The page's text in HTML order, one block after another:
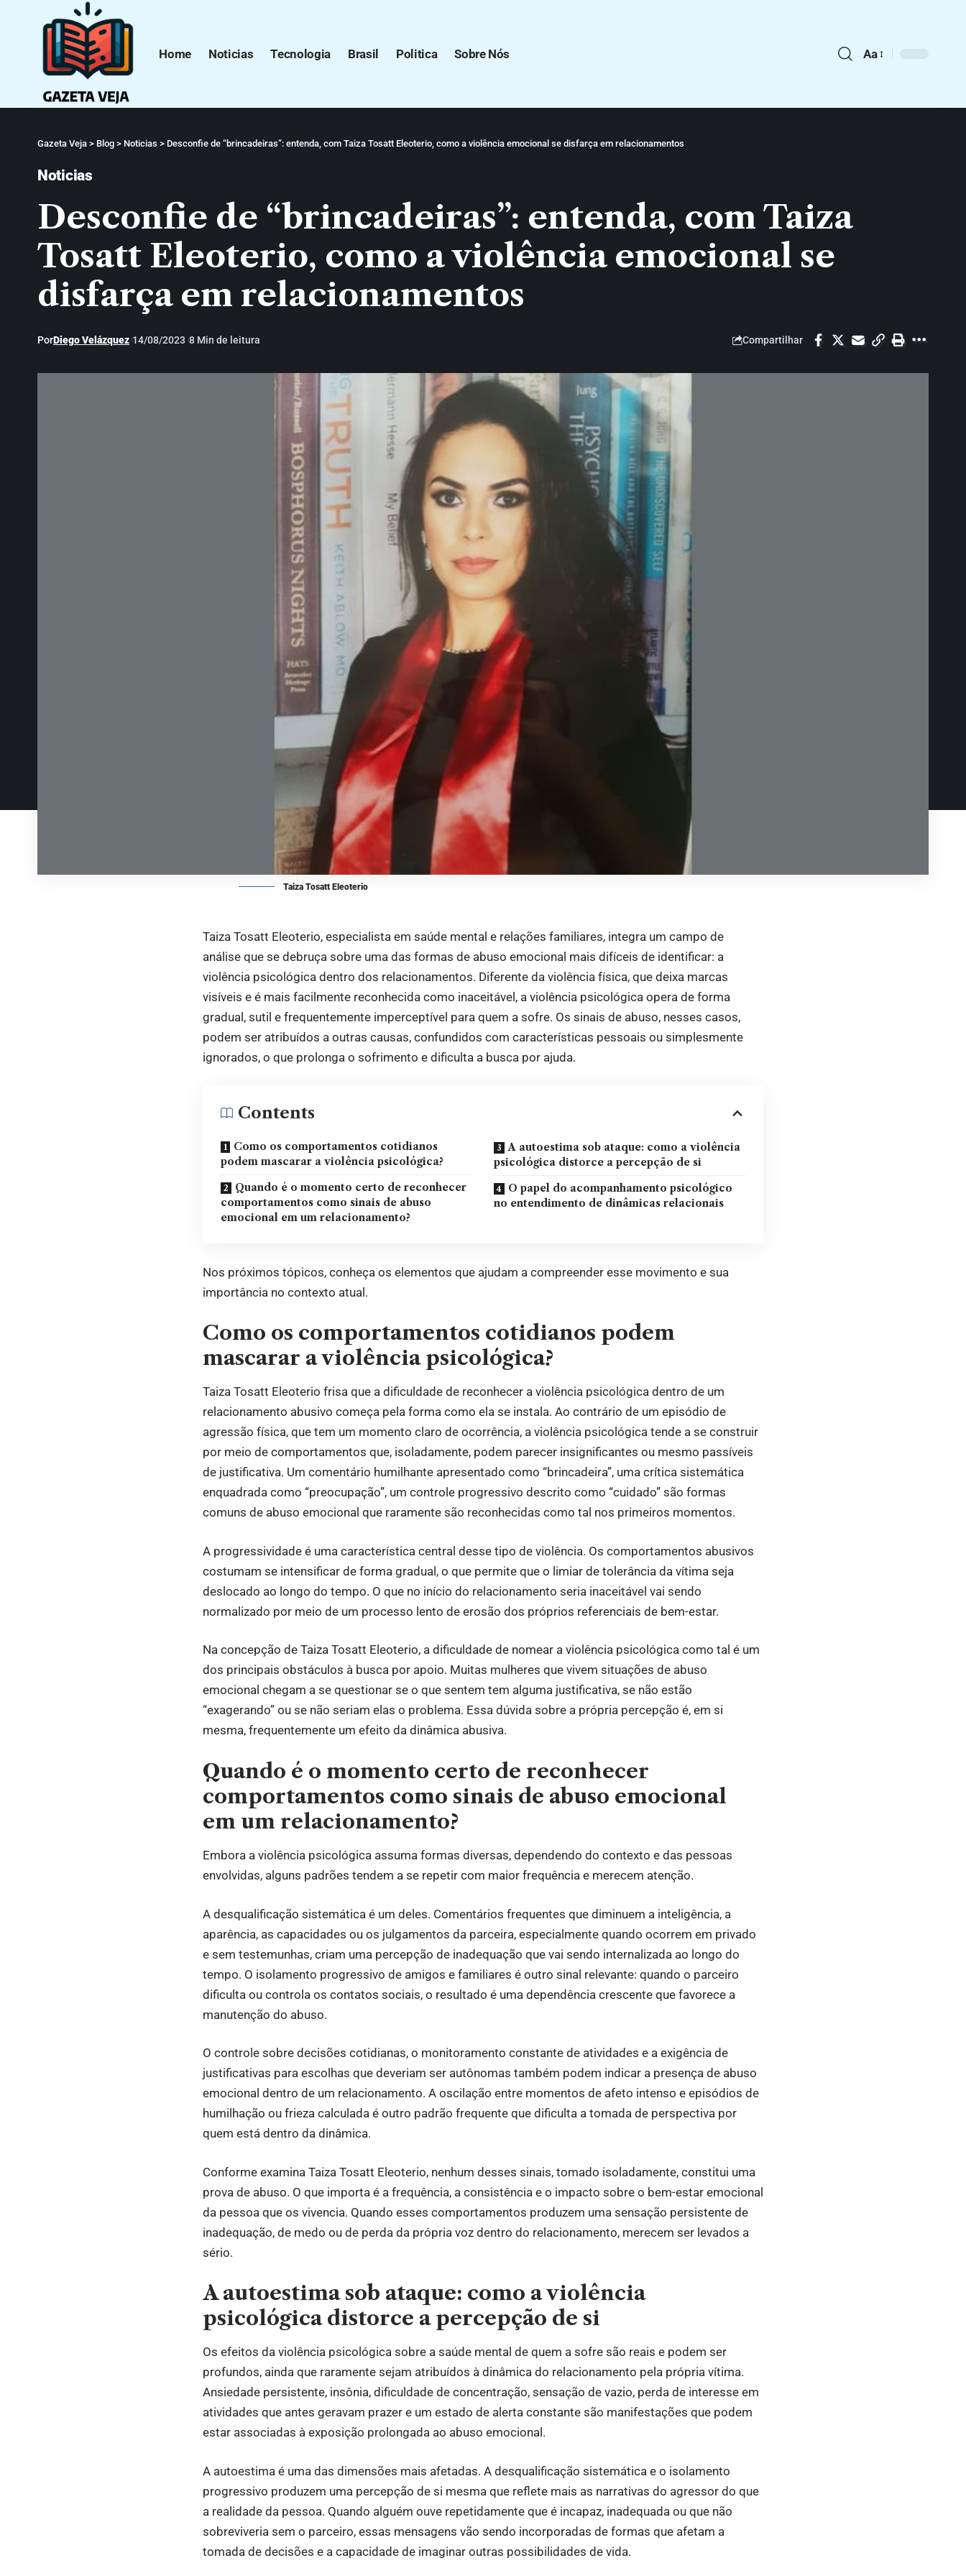
Home Noticias Tecnologia Brasil Politica Sobre Nós Aa
Gazeta Veja > Blog > Noticias > Desconfie de “brincadeiras”: entenda, com Taiza Tosatt Eleoterio, como a violência emocional se disfarça em relacionamentos
Noticias
Desconfie de “brincadeiras”: entenda, com Taiza
Tosatt Eleoterio, como a violência emocional se
disfarça em relacionamentos
PorDiego Velázquez 14/08/2023 8 Min de leitura Compartilhar
Taiza Tosatt Eleoterio
Taiza Tosatt Eleoterio, especialista em saúde mental e relações familiares, integra um campo de
análise que se debruça sobre uma das formas de abuso emocional mais difíceis de identificar: a
violência psicológica dentro dos relacionamentos. Diferente da violência física, que deixa marcas
visíveis e é mais facilmente reconhecida como inaceitável, a violência psicológica opera de forma
gradual, sutil e frequentemente imperceptível para quem a sofre. Os sinais de abuso, nesses casos,
podem ser atribuídos a outras causas, confundidos com características pessoais ou simplesmente
ignorados, o que prolonga o sofrimento e dificulta a busca por ajuda.
Contents
Como os comportamentos cotidianos
podem mascarar a violência psicológica?
Quando é o momento certo de reconhecer
comportamentos como sinais de abuso
emocional em um relacionamento?
A autoestima sob ataque: como a violência
psicológica distorce a percepção de si
O papel do acompanhamento psicológico
no entendimento de dinâmicas relacionais
Nos próximos tópicos, conheça os elementos que ajudam a compreender esse movimento e sua
importância no contexto atual.
Como os comportamentos cotidianos podem
mascarar a violência psicológica?
Taiza Tosatt Eleoterio frisa que a dificuldade de reconhecer a violência psicológica dentro de um
relacionamento abusivo começa pela forma como ela se instala. Ao contrário de um episódio de
agressão física, que tem um momento claro de ocorrência, a violência psicológica tende a se construir
por meio de comportamentos que, isoladamente, podem parecer insignificantes ou mesmo passíveis
de justificativa. Um comentário humilhante apresentado como “brincadeira”, uma crítica sistemática
enquadrada como “preocupação”, um controle progressivo descrito como “cuidado” são formas
comuns de abuso emocional que raramente são reconhecidas como tal nos primeiros momentos.
A progressividade é uma característica central desse tipo de violência. Os comportamentos abusivos
costumam se intensificar de forma gradual, o que permite que o limiar de tolerância da vítima seja
deslocado ao longo do tempo. O que no início do relacionamento seria inaceitável vai sendo
normalizado por meio de um processo lento de erosão dos próprios referenciais de bem-estar.
Na concepção de Taiza Tosatt Eleoterio, a dificuldade de nomear a violência psicológica como tal é um
dos principais obstáculos à busca por apoio. Muitas mulheres que vivem situações de abuso
emocional chegam a se questionar se o que sentem tem alguma justificativa, se não estão
“exagerando” ou se não seriam elas o problema. Essa dúvida sobre a própria percepção é, em si
mesma, frequentemente um efeito da dinâmica abusiva.
Quando é o momento certo de reconhecer
comportamentos como sinais de abuso emocional
em um relacionamento?
Embora a violência psicológica assuma formas diversas, dependendo do contexto e das pessoas
envolvidas, alguns padrões tendem a se repetir com maior frequência e merecem atenção.
A desqualificação sistemática é um deles. Comentários frequentes que diminuem a inteligência, a
aparência, as capacidades ou os julgamentos da parceira, especialmente quando ocorrem em privado
e sem testemunhas, criam uma percepção de inadequação que vai sendo internalizada ao longo do
tempo. O isolamento progressivo de amigos e familiares é outro sinal relevante: quando o parceiro
dificulta ou controla os contatos sociais, o resultado é uma dependência crescente que favorece a
manutenção do abuso.
O controle sobre decisões cotidianas, o monitoramento constante de atividades e a exigência de
justificativas para escolhas que deveriam ser autônomas também podem indicar a presença de abuso
emocional dentro de um relacionamento. A oscilação entre momentos de afeto intenso e episódios de
humilhação ou frieza calculada é outro padrão frequente que dificulta a tomada de perspectiva por
quem está dentro da dinâmica.
Conforme examina Taiza Tosatt Eleoterio, nenhum desses sinais, tomado isoladamente, constitui uma
prova de abuso. O que importa é a frequência, a consistência e o impacto sobre o bem-estar emocional
da pessoa que os vivencia. Quando esses comportamentos produzem uma sensação persistente de
inadequação, de medo ou de perda da própria voz dentro do relacionamento, merecem ser levados a
sério.
A autoestima sob ataque: como a violência
psicológica distorce a percepção de si
Os efeitos da violência psicológica sobre a saúde mental de quem a sofre são reais e podem ser
profundos, ainda que raramente sejam atribuídos à dinâmica do relacionamento pela própria vítima.
Ansiedade persistente, insônia, dificuldade de concentração, sensação de vazio, perda de interesse em
atividades que antes geravam prazer e um estado de alerta constante são manifestações que podem
estar associadas à exposição prolongada ao abuso emocional.
A autoestima é uma das dimensões mais afetadas. A desqualificação sistemática e o isolamento
progressivo produzem uma percepção de si mesma que reflete mais as narrativas do agressor do que
a realidade da pessoa. Quando alguém ouve repetidamente que é incapaz, inadequada ou que não
sobreviveria sem o parceiro, essas mensagens vão sendo incorporadas de formas que afetam a
tomada de decisões e a capacidade de imaginar outras possibilidades de vida.